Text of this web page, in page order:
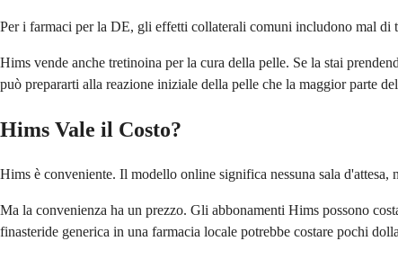
Per i farmaci per la DE, gli effetti collaterali comuni includono mal di
Hims vende anche tretinoina per la cura della pelle. Se la stai
può prepararti alla reazione iniziale della pelle che la maggior parte
Hims Vale il Costo?
Hims è conveniente. Il modello online significa nessuna sala
Ma la convenienza ha un prezzo. Gli abbonamenti Hims possono
finasteride generica in una farmacia locale potrebbe costare pochi